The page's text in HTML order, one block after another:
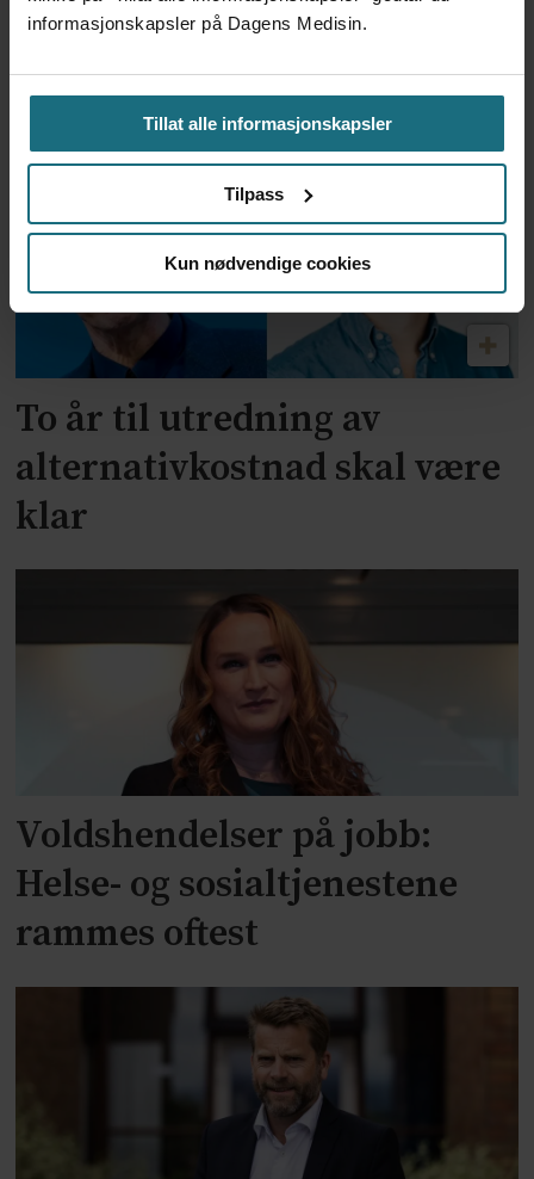
informasjonskapsler på Dagens Medisin.
Tillat alle informasjonskapsler
Tilpass
Kun nødvendige cookies
millionerstatning
To år til utredning av
alternativkostnad skal være
klar
Voldshendelser på jobb:
Helse- og sosialtjenestene
rammes oftest